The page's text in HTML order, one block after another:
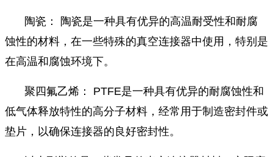
陶瓷： 陶瓷是一种具有优异的高温耐受性和耐腐
蚀性的材料，在一些特殊的真空连接器中使用，特别是
在高温和腐蚀环境下。
聚四氟乙烯： PTFE是一种具有优异的耐腐蚀性和
低气体释放特性的高分子材料，经常用于制造密封件或
垫片，以确保连接器的良好密封性。